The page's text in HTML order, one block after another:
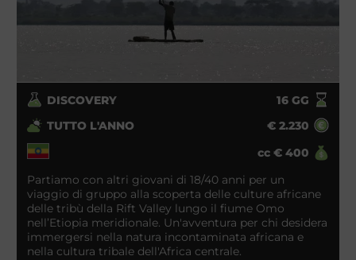
DISCOVERY 16GG
TUTTO L'ANNO
€ 2.230
cc € 400
Partiamo con altri giovani di 18/40 anni per un
viaggio di gruppo alla scoperta delle culture africane
delle tribù della Rift Valley lungo il fiume Omo
nell’Etiopia meridionale. Un'avventura per chi desidera
immergersi nella natura incontaminata africana e
nella cultura tribale dell'Africa centrale.